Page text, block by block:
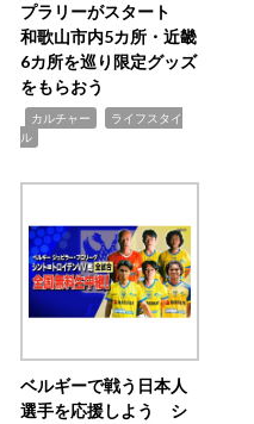
プラリーがスタート
和歌山市内5カ所・近畿
6カ所を巡り限定グッズ
をもらおう
カルチャー
ライフスタイ
ル
ベルギーで戦う日本人
選手を応援しよう シ